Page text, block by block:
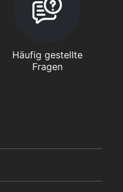
Häufig gestellte
Fragen